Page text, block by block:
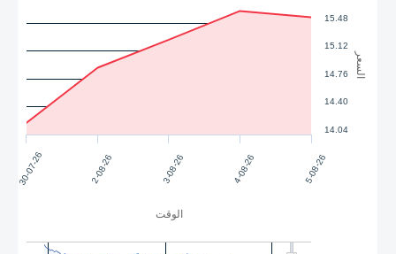
الوقت
السعر
30-07-26 2-08-26 3-08-26 4-08-26 5-08-26
14.04
14.40
14.76
15.12
15.48